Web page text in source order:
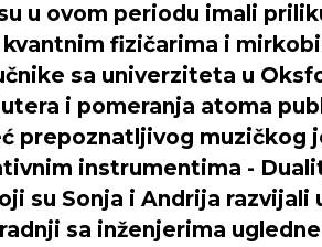
u ovom periodu imali
fizičarima i
sa univerziteta u
i pomeranja atoma
prepoznatljivog muzičkog
instrumentima -
su Sonja i Andrija razvijali
sa inženjerima
Niš